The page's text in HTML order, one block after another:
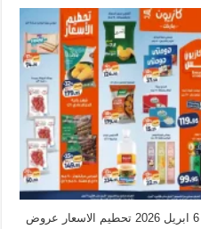
عروض كازيون الخميس 2 ابريل حتى 6 ابريل 2026 تحطيم الاسعار عروض